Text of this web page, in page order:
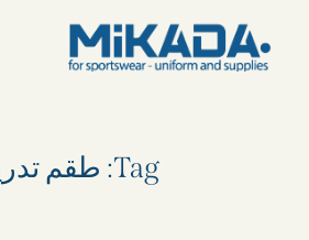
Tag: طقم تدريب